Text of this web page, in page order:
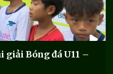
Bóng đá U11 –